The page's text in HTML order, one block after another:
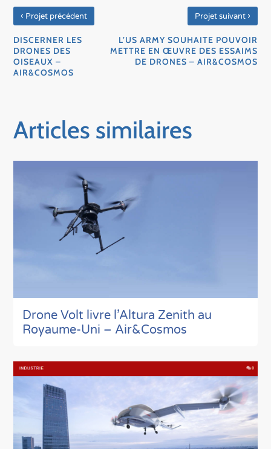
‹ Projet précédent
DISCERNER LES
DRONES DES
OISEAUX –
AIR&COSMOS
Projet suivant ›
L’US ARMY SOUHAITE POUVOIR
METTRE EN ŒUVRE DES ESSAIMS
DE DRONES – AIR&COSMOS
Articles similaires
Drone Volt livre l’Altura Zenith au
Royaume-Uni – Air&Cosmos